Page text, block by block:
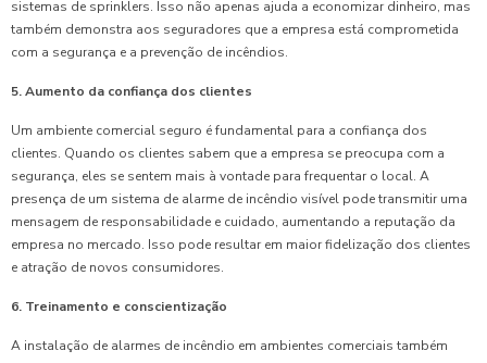
sistemas de sprinklers. Isso não apenas ajuda a economizar dinheiro, mas
também demonstra aos seguradores que a empresa está comprometida
com a segurança e a prevenção de incêndios.
5. Aumento da confiança dos clientes
Um ambiente comercial seguro é fundamental para a confiança dos
clientes. Quando os clientes sabem que a empresa se preocupa com a
segurança, eles se sentem mais à vontade para frequentar o local. A
presença de um sistema de alarme de incêndio visível pode transmitir uma
mensagem de responsabilidade e cuidado, aumentando a reputação da
empresa no mercado. Isso pode resultar em maior fidelização dos clientes
e atração de novos consumidores.
6. Treinamento e conscientização
A instalação de alarmes de incêndio em ambientes comerciais também